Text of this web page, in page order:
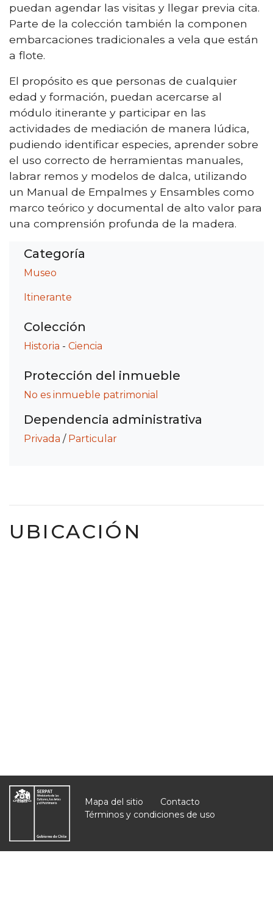
puedan agendar las visitas y llegar previa cita.
Parte de la colección también la componen
embarcaciones tradicionales a vela que están
a flote.
El propósito es que personas de cualquier
edad y formación, puedan acercarse al
módulo itinerante y participar en las
actividades de mediación de manera lúdica,
pudiendo identificar especies, aprender sobre
el uso correcto de herramientas manuales,
labrar remos y modelos de dalca, utilizando
un Manual de Empalmes y Ensambles como
marco teórico y documental de alto valor para
una comprensión profunda de la madera.
Categoría
Museo
Itinerante
Colección
Historia - Ciencia
Protección del inmueble
No es inmueble patrimonial
Dependencia administrativa
Privada / Particular
UBICACIÓN
Mapa del sitio
Contacto
Términos y condiciones de uso